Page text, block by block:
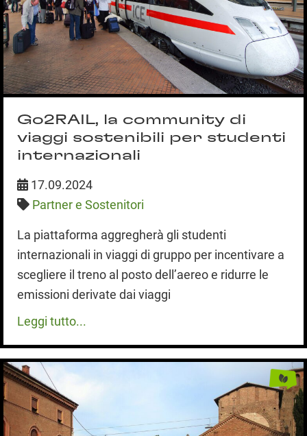
Go2RAIL, la community di
viaggi sostenibili per studenti
internazionali
17.09.2024
Partner e Sostenitori
La piattaforma aggregherà gli studenti
internazionali in viaggi di gruppo per incentivare a
scegliere il treno al posto dell’aereo e ridurre le
emissioni derivate dai viaggi
Leggi tutto...